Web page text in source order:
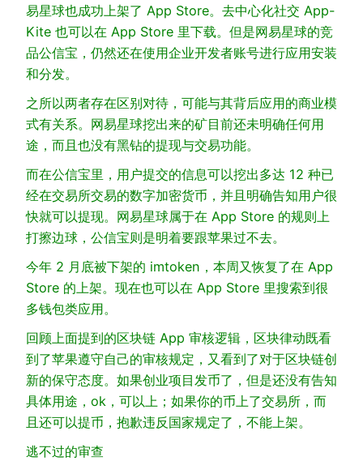
易星球也成功上架了 App Store。去中心化社交 App-
Kite 也可以在 App Store 里下载。但是网易星球的竞
品公信宝，仍然还在使用企业开发者账号进行应用安装
和分发。
之所以两者存在区别对待，可能与其背后应用的商业模
式有关系。网易星球挖出来的矿目前还未明确任何用
途，而且也没有黑钻的提现与交易功能。
而在公信宝里，用户提交的信息可以挖出多达 12 种已
经在交易所交易的数字加密货币，并且明确告知用户很
快就可以提现。网易星球属于在 App Store 的规则上
打擦边球，公信宝则是明着要跟苹果过不去。
今年 2 月底被下架的 imtoken，本周又恢复了在 App
Store 的上架。现在也可以在 App Store 里搜索到很
多钱包类应用。
回顾上面提到的区块链 App 审核逻辑，区块律动既看
到了苹果遵守自己的审核规定，又看到了对于区块链创
新的保守态度。如果创业项目发币了，但是还没有告知
具体用途，ok，可以上；如果你的币上了交易所，而
且还可以提币，抱歉违反国家规定了，不能上架。
逃不过的审查